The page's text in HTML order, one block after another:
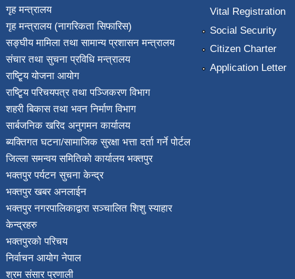
गृह मन्त्रालय
गृह मन्त्रालय (नागरिकता सिफारिस)
सङ्घीय मामिला तथा सामान्य प्रशासन मन्त्रालय
संचार तथा सुचना प्रविधि मन्त्रालय
राष्टि्ृय योजना आयोग
राष्टि्ृय परिचयपत्र तथा पञ्जिकरण विभाग
शहरी बिकास तथा भवन निर्माण विभाग
सार्बजनिक खरिद अनुगमन कार्यालय
ब्यक्तिगत घटना/सामाजिक सुरक्षा भत्ता दर्ता गर्ने पोर्टल
जिल्ला समन्वय समितिको कार्यालय भक्तपुर
भक्तपुर पर्यटन सुचना केन्द्र
भक्तपुर खबर अनलाईन
भक्तपुर नगरपालिकाद्वारा सञ्चालित शिशु स्याहार
केन्द्रहरु
भक्तपुरकाे परिचय
निर्वाचन आयोग नेपाल
श्रम संसार प्रणाली
Vital Registration
Social Security
Citizen Charter
Application Letter